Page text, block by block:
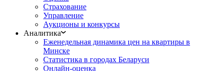
Страхование
Управление
Аукционы и конкурсы
Аналитика
Еженедельная динамика цен на квартиры в
Минске
Статистика в городах Беларуси
Онлайн-оценка